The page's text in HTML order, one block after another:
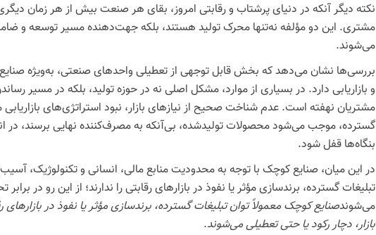
نکته دیگر آنکه در دنیای پرشتاب و رقابتی امروز، بقای هر صنعت بیش از هر زمان
مشتری. این دو مؤلفه نه‌تنها محرک تولید هستند، بلکه جهت‌دهنده مسیر توسعه و
می‌شوند.
بررسی‌ها نشان می‌دهد که بخش قابل توجهی از تعطیلی واحدهای صنعتی، به‌ویژه
و بازاریابی دارد. در بسیاری از موارد، مشکل اصلی نه در حوزه تولید، بلکه در مسیر
مشتریان نهفته است. عدم شناخت صحیح از نیازهای بازار، نبود استراتژی‌های
گسترده، موجب می‌شود محصولات تولیدشده، بی‌آنکه به مصرف‌کننده نهایی برسند، در
بنگاه‌ها قفل شود.
در این میان، صنایع کوچک با توجه به محدودیت منابع مالی، انسانی و تکنولوژیک،
تبلیغات گسترده، برندسازی مؤثر یا نفوذ در بازارهای رقابتی را ندارند؛ از این رو در
می‌شوندصنایع کوچک معمولاً توان تبلیغات گسترده، برندسازی مؤثر یا نفوذ در بازارهای
بازار، دچار رکود یا حتی تعطیلی می‌شوند.